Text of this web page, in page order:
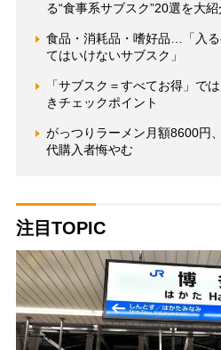
る“食事系サブスク”20選を大紹
食品・消耗品・嗜好品…「入
てはいけないサブスク」
「サブスク＝すべてお得」
きチェックポイント
がっつりラーメン月額8600円
代購入者悔やむ
注目TOPIC